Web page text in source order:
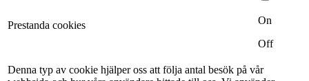
Prestanda cookies
On
Off
Denna typ av cookie hjälper oss att följa antal besök på vår